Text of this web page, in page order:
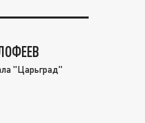
"Царьград"